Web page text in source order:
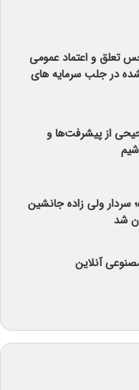
تعلق و اعتماد عمومی
در جلب سرمایه های
از پیشرفت‌ها و
سردار ولی زاده جانشین
شد
آنلاین